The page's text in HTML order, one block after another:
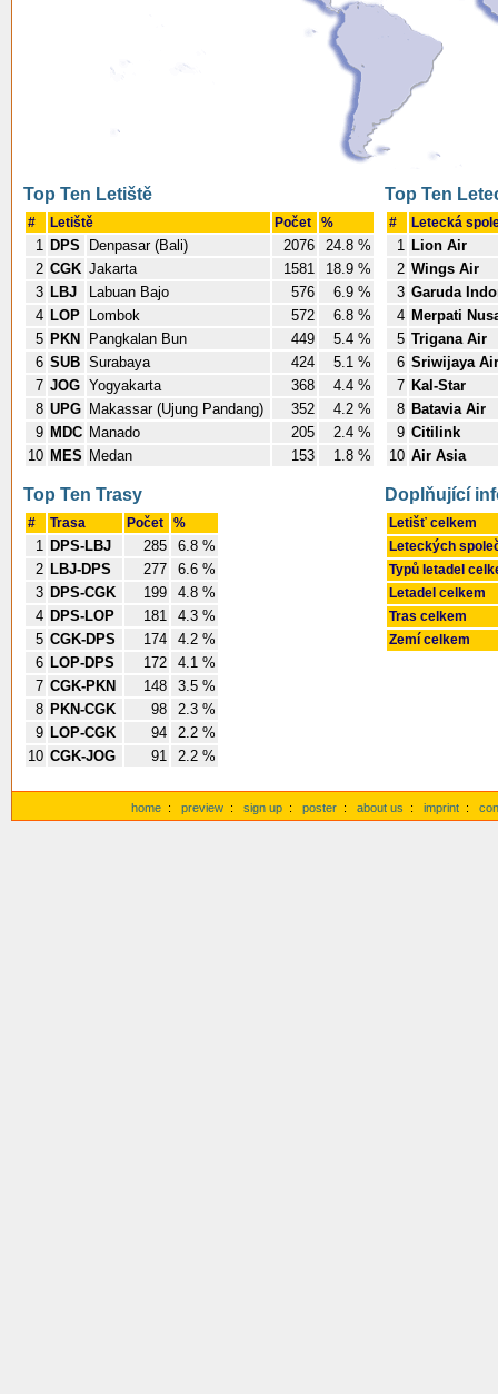
Top Ten Letiště
# Letiště Počet %
1 DPS Denpasar (Bali) 2076
24.8 %
2 CGK Jakarta 1581
18.9 %
3 LBJ Labuan Bajo 576
6.9 %
4 LOP Lombok 572
6.8 %
5 PKN Pangkalan Bun 449
5.4 %
6 SUB Surabaya 424
5.1 %
7 JOG Yogyakarta 368
4.4 %
8 UPG Makassar (Ujung Pandang) 352
4.2 %
9 MDC Manado 205
2.4 %
10 MES Medan 153 1.8 %
Top Ten
# Letecká
1 Lion Air
2 Wings Air
3 Garuda
4 Merpati
5 Trigana Air
6 Sriwijaya Air
7 Kal-Star
8 Batavia Air
9 Citilink
10 Air Asia
Top Ten Trasy
# Trasa Počet %
1 DPS-LBJ 285
6.8 %
2 LBJ-DPS 277
6.6 %
3 DPS-CGK 199
4.8 %
4 DPS-LOP 181
4.3 %
5 CGK-DPS 174
4.2 %
6 LOP-DPS 172
4.1 %
7 CGK-PKN 148
3.5 %
8 PKN-CGK 98
2.3 %
9 LOP-CGK 94
2.2 %
10 CGK-JOG 91 2.2 %
Doplňující
Letišť celkem
Leteckých
Typů letadel
Letadel celkem
Tras celkem
Zemí celkem
home : preview : sign up : poster : about us : imprint :